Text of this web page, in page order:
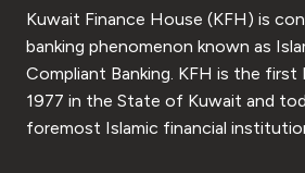
Kuwait Finance House (KFH) is
banking phenomenon known as
Compliant Banking. KFH is the first
1977 in the State of Kuwait and
foremost Islamic financial